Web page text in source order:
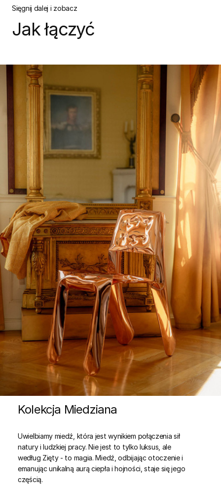
Sięgnij dalej i zobacz
Jak łączyć
Kolekcja Miedziana
Uwielbiamy miedź, która jest wynikiem połączenia sił
natury i ludzkiej pracy. Nie jest to tylko luksus, ale
według Zięty - to magia. Miedź, odbijając otoczenie i
emanując unikalną aurą ciepła i hojności, staje się jego
częścią.